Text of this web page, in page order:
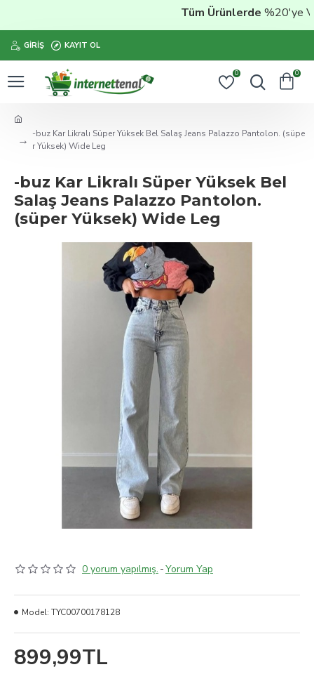
Tüm Ürünlerde%20'ye
GIRIŞ KAYIT OL
0 0
-buz Kar Likralı Süper Yüksek Bel Salaş Jeans Palazzo Pantolon. (süpe
r Yüksek) Wide Leg
-buz Kar Likralı Süper Yüksek Bel
Salaş Jeans Palazzo Pantolon.
(süper Yüksek) Wide Leg
0 yorum yapılmış. -Yorum Yap
899,99TL
Model: TYC00700178128